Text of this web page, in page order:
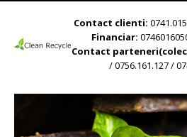
Contact clienti:
Financiar:
Contact
/ 0756.161.127 /